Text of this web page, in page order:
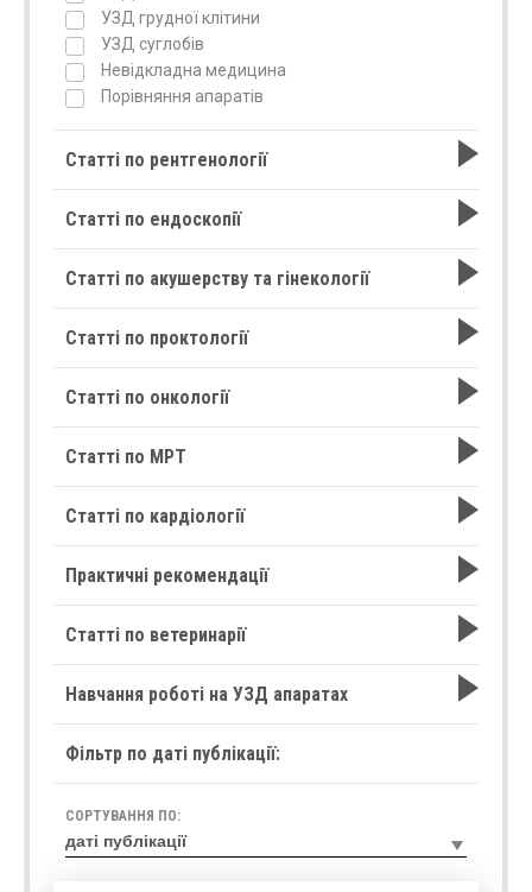
УЗД грудної клітини
УЗД суглобів
Невідкладна медицина
Порівняння апаратів
Статті по рентгенології
Статті по ендоскопії
Статті по акушерству та гінекології
Статті по проктології
Статті по онкології
Статті по МРТ
Статті по кардіології
Практичні рекомендації
Статті по ветеринарії
Навчання роботі на УЗД апаратах
Фільтр по даті публікації:
СОРТУВАННЯ ПО: